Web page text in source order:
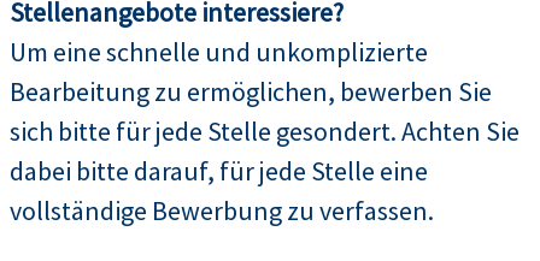
Stellenangebote interessiere?
Um eine schnelle und unkomplizierte
Bearbeitung zu ermöglichen, bewerben Sie
sich bitte für jede Stelle gesondert. Achten Sie
dabei bitte darauf, für jede Stelle eine
vollständige Bewerbung zu verfassen.